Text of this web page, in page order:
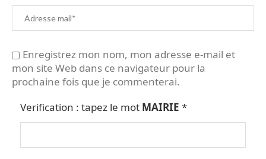
Enregistrez mon nom, mon adresse e-mail et
mon site Web dans ce navigateur pour la
prochaine fois que je commenterai.
Verification : tapez le mot MAIRIE *